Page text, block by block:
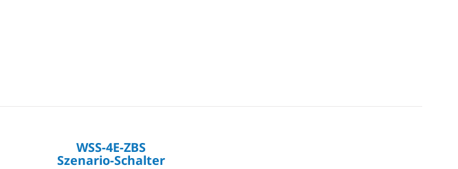
WSS-4E-ZBS
Szenario-Schalter